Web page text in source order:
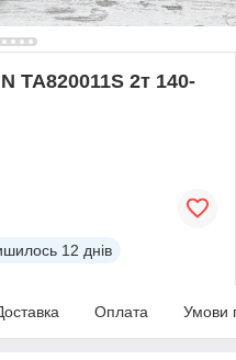
TA820011S 2т 140-
12 днів
Оплата Умови